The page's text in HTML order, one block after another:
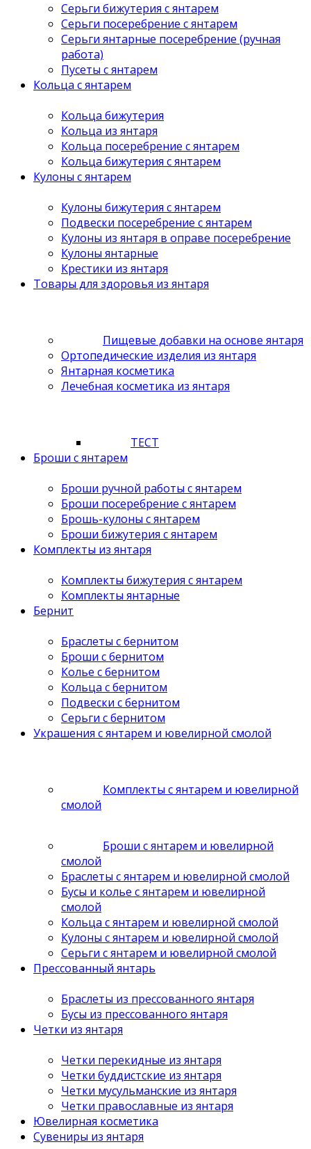
Серьги бижутерия с янтарем
Серьги посеребрение с янтарем
Серьги янтарные посеребрение (ручная
работа)
Пусеты с янтарем
Кольца с янтарем
Кольца бижутерия
Кольца из янтаря
Кольца посеребрение с янтарем
Кольца бижутерия с янтарем
Кулоны с янтарем
Кулоны бижутерия с янтарем
Подвески посеребрение с янтарем
Кулоны из янтаря в оправе посеребрение
Кулоны янтарные
Крестики из янтаря
Товары для здоровья из янтаря
Пищевые добавки на основе янтаря
Ортопедические изделия из янтаря
Янтарная косметика
Лечебная косметика из янтаря
ТЕСТ
Броши с янтарем
Броши ручной работы с янтарем
Броши посеребрение с янтарем
Брошь-кулоны с янтарем
Броши бижутерия с янтарем
Комплекты из янтаря
Комплекты бижутерия с янтарем
Комплекты янтарные
Бернит
Браслеты с бернитом
Броши с бернитом
Колье с бернитом
Кольца с бернитом
Подвески с бернитом
Серьги с бернитом
Украшения с янтарем и ювелирной смолой
Комплекты с янтарем и ювелирной
смолой
Броши с янтарем и ювелирной
смолой
Браслеты с янтарем и ювелирной смолой
Бусы и колье с янтарем и ювелирной
смолой
Кольца с янтарем и ювелирной смолой
Кулоны с янтарем и ювелирной смолой
Серьги с янтарем и ювелирной смолой
Прессованный янтарь
Браслеты из прессованного янтаря
Бусы из прессованного янтаря
Четки из янтаря
Четки перекидные из янтаря
Четки буддистские из янтаря
Четки мусульманские из янтаря
Четки православные из янтаря
Ювелирная косметика
Сувениры из янтаря